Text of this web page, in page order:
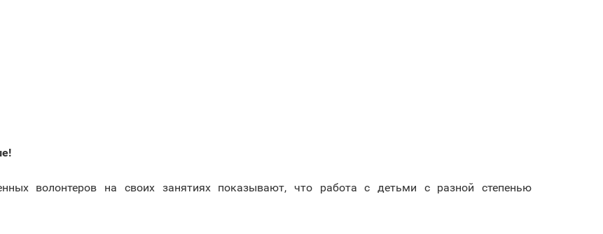
волонтеров на своих занятиях показывают, что работа с детьми с разной степенью